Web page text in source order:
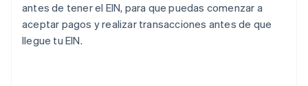
antes de tener el EIN, para que puedas comenzar a
aceptar pagos y realizar transacciones antes de que
llegue tu EIN.